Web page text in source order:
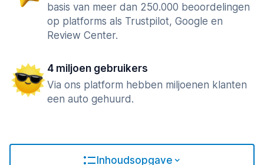
basis van meer dan 250.000 beoordelingen
op platforms als Trustpilot, Google en
Review Center.
4 miljoen gebruikers
Via ons platform hebben miljoenen klanten
een auto gehuurd.
Inhoudsopgave